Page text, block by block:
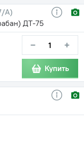
А)
ДТ-75
− +
Купить